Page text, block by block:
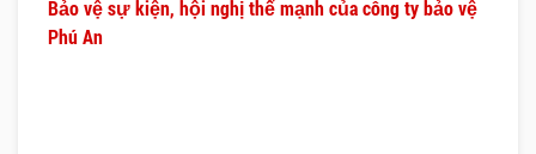
Bảo vệ sự kiện, hội nghị thế mạnh của công ty bảo vệ
Phú An